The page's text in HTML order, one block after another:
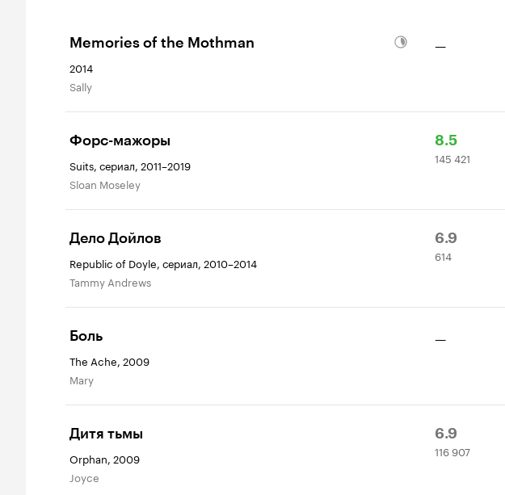
Memories of the Mothman
2014
Sally
—
Форс-мажоры
Suits, сериал, 2011–2019
Sloan Moseley
Рейтинг
Кинопоиска
8.5
145
421
145 421
Дело Дойлов
Republic of Doyle, сериал, 2010–2014
Tammy Andrews
Рейтинг
Кинопоиска
6.9
614
оценок
614
Боль
The Ache, 2009
Mary
—
Дитя тьмы
Orphan, 2009
Joyce
Рейтинг
Кинопоиска
6.9
116
907
116 907